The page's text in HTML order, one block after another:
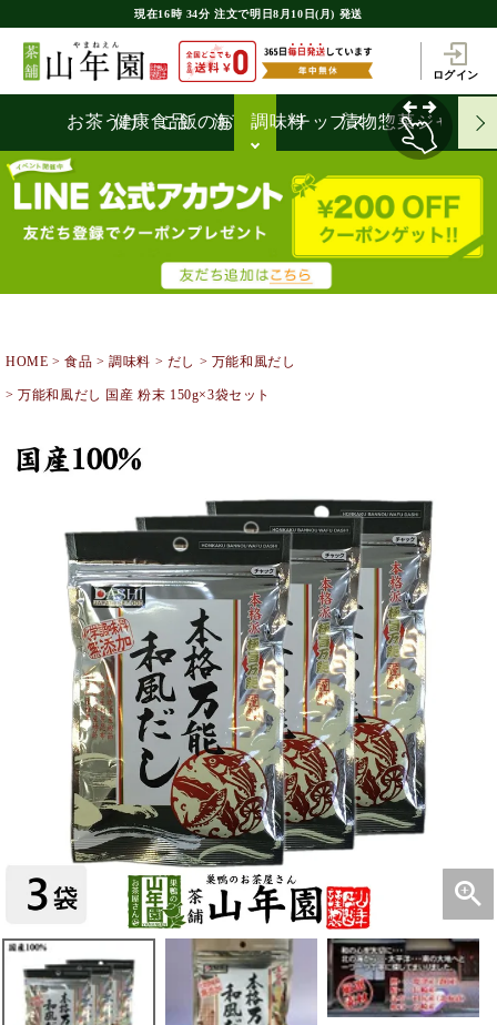
現在16時 34分 注文で明日8月10日(月) 発送
ログイン
お茶うけ健康食品ご飯のお供
海苔 調味料チップス
漬物惣菜ジャム
HOME 食品 調味料 だし 万能和風だし
万能和風だし 国産 粉末 150g×3袋セット